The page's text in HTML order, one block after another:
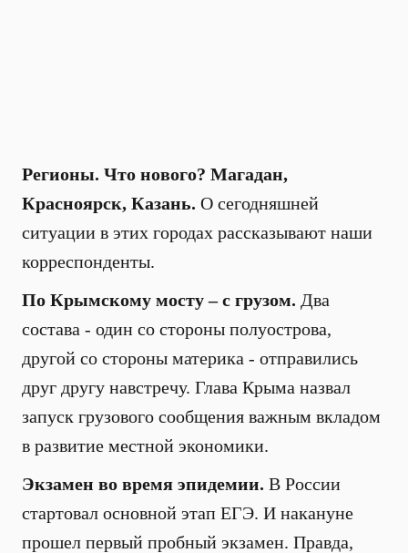
Регионы. Что нового? Магадан,
Красноярск, Казань. О сегодняшней
ситуации в этих городах рассказывают наши
корреспонденты.
По Крымскому мосту – с грузом. Два
состава - один со стороны полуострова,
другой со стороны материка - отправились
друг другу навстречу. Глава Крыма назвал
запуск грузового сообщения важным вкладом
в развитие местной экономики.
Экзамен во время эпидемии. В России
стартовал основной этап ЕГЭ. И накануне
прошел первый пробный экзамен. Правда,